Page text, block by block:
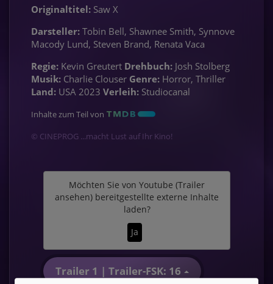
Originaltitel: Saw X
Darsteller: Tobin Bell, Shawnee Smith, Synnove
Macody Lund, Steven Brand, Renata Vaca
Regie: Kevin Greutert Drehbuch: Josh Stolberg
Musik: Charlie Clouser Genre: Horror, Thriller
Land: USA 2023 Verleih: Studiocanal
Inhalte zum Teil von
© CINEPROG ...macht Lust auf Ihr Kino!
Möchten Sie von Youtube (Trailer
ansehen) bereitgestellte externe Inhalte
laden?
Ja
Trailer 1 | Trailer-FSK: 16